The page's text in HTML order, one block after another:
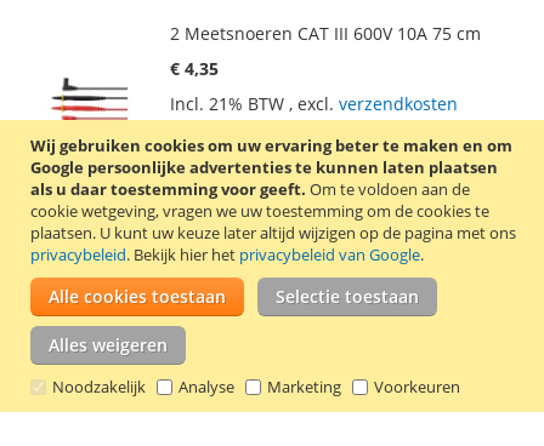
Wij gebruiken cookies om uw ervaring beter te maken en om
Google persoonlijke advertenties te kunnen laten plaatsen
als u daar toestemming voor geeft. Om te voldoen aan de
cookie wetgeving, vragen we uw toestemming om de cookies te
plaatsen. U kunt uw keuze later altijd wijzigen op de pagina met ons
privacybeleid. Bekijk hier het privacybeleid van Google.
Alle cookies toestaan Selectie toestaan
Alles weigeren
Noodzakelijk Analyse Marketing Voorkeuren
2 Meetsnoeren CAT III 600V 10A 75 cm
€ 4,35
Incl. 21% BTW , excl. verzendkosten
Waardering:
100
% of100
In Winkelwagen
VOEG
TOE
AAN
TOEVOEGEN
OM
Set van 2 PVC meetsnoeren voor een
multimeter. De meetsnoeren hebben een
rechte meetsonde (2 mm) van roestvrij
bananenplug (4 mm) met geïsoleerde
mantel. Lees verder